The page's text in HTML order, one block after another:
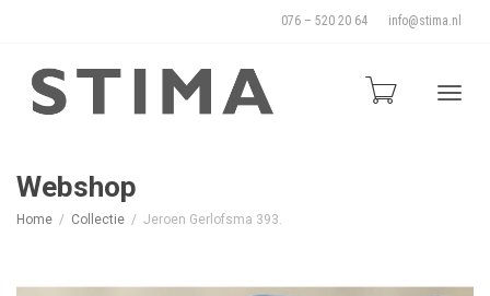
076 – 520 20 64 info@stima.nl
Webshop
Home Collectie Jeroen Gerlofsma 393.